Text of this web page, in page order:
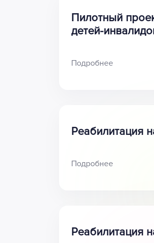
Пилотный
детей-
Подробнее
Реабилитация
Подробнее
Реабилитация